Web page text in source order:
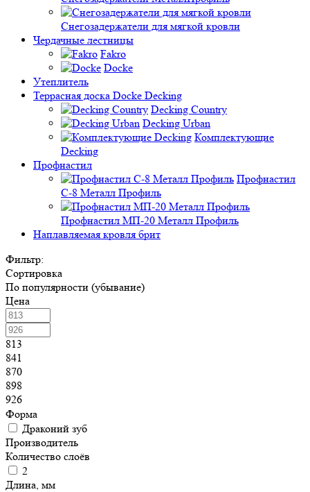
Снегозадержатели для мягкой кровли
Чердачные лестницы
Fakro
Docke
Утеплитель
Террасная доска Docke Decking
Decking Country
Decking Urban
Комплектующие
Decking
Профнастил
Профнастил
C-8 Металл Профиль
Профнастил МП-20 Металл Профиль
Наплавляемая кровля брит
Фильтр:
Сортировка
По популярности (убывание)
Цена
813
841
870
898
926
Форма
Драконий зуб
Производитель
Количество слоёв
2
Длина, мм